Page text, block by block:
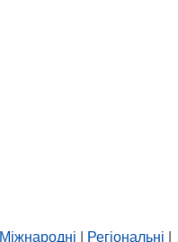
Міжнародні Регіональні